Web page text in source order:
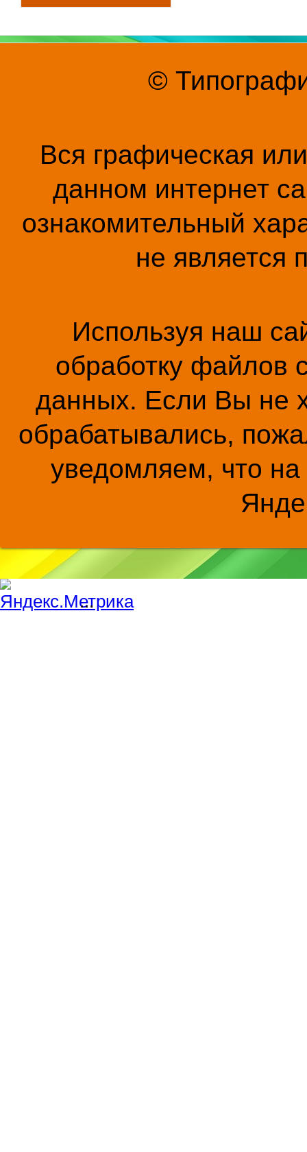
©
Вся графическая
данном интернет
ознакомительный
не является
Используя наш
обработку файлов
данных. Если Вы не
обрабатывались,
уведомляем, что на
...